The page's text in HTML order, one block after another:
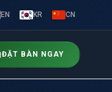
EN KR CN
ĐẶT BÀN NGAY